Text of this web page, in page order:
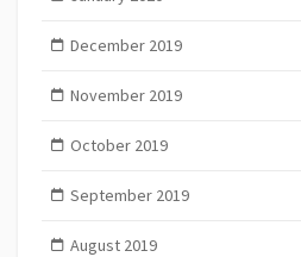
December 2019
November 2019
October 2019
September 2019
August 2019